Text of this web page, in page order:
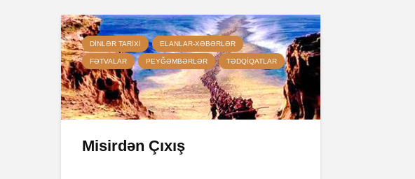
DINLƏR TARIXI ELANLAR-XƏBƏRLƏR
FƏTVALAR PEYĞƏMBƏRLƏR TƏDQIQATLAR
Misirdən Çıxış